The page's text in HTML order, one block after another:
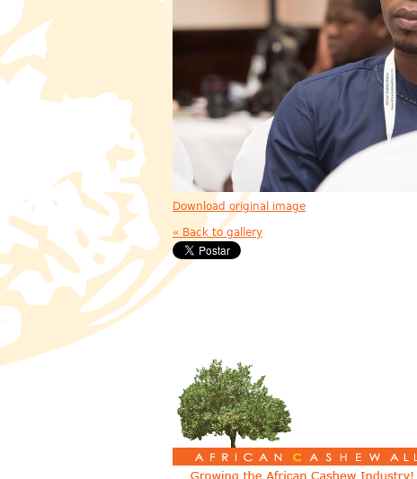
Download original image
« Back to gallery